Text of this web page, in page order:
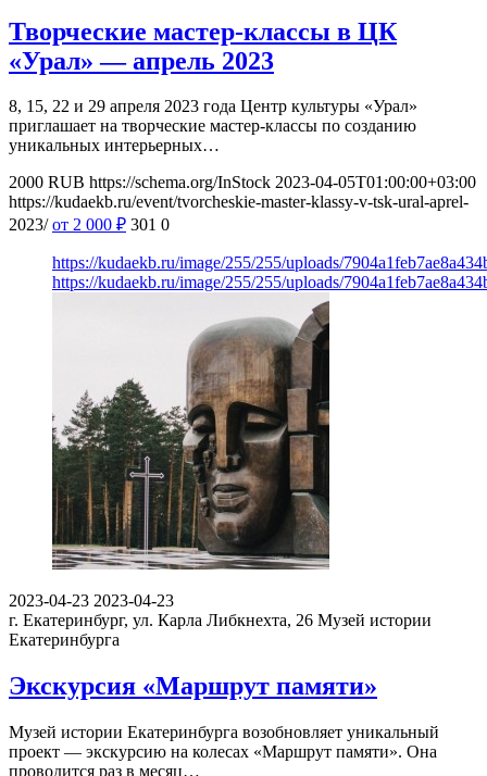
Творческие мастер-классы в ЦК
«Урал» — апрель 2023
8, 15, 22 и 29 апреля 2023 года Центр культуры «Урал»
приглашает на творческие мастер-классы по созданию
уникальных интерьерных…
2000 RUB https://schema.org/InStock 2023-04-05T01:00:00+03:00
https://kudaekb.ru/event/tvorcheskie-master-klassy-v-tsk-ural-aprel-
2023/ от 2 000 ₽ 301 0
https://kudaekb.ru/image/255/255/uploads/
https://kudaekb.ru/image/255/255/uploads/
2023-04-23 2023-04-23
г. Екатеринбург, ул. Карла Либкнехта, 26 Музей истории
Екатеринбурга
Экскурсия «Маршрут памяти»
Музей истории Екатеринбурга возобновляет уникальный
проект — экскурсию на колесах «Маршрут памяти». Она
проводится раз в месяц…